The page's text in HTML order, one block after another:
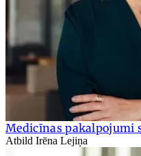
Medicīnas pakalpojumi
Atbild Irēna Lejiņa